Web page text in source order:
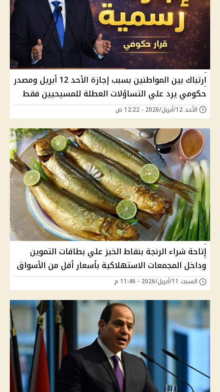
ارتباك بين المواطنين بسبب إجازة الأحد 12 أبريل ومصدر
حكومي يرد علي التساؤلات العطلة للمسيحيين فقط
الأحد 12/أبريل/2026 - 12:22 ص
إتاحة شراء الرنجة بنقاط الخبز علي بطاقات التموين
وداخل المجمعات الاستهلاكية بأسعار أقل من الأسواق
السبت 11/أبريل/2026 - 11:46 م